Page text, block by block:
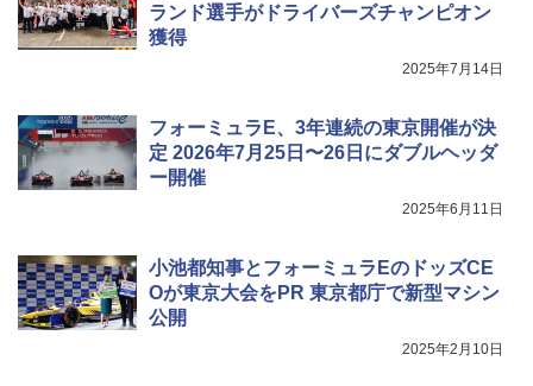
ランド選手がドライバーズチャンピオン
獲得
2025年7月14日
フォーミュラE、3年連続の東京開催が決
定 2026年7月25日〜26日にダブルヘッダ
ー開催
2025年6月11日
小池都知事とフォーミュラEのドッズCE
Oが東京大会をPR 東京都庁で新型マシン
公開
2025年2月10日